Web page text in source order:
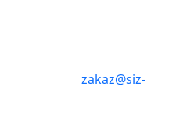
zakaz@siz-